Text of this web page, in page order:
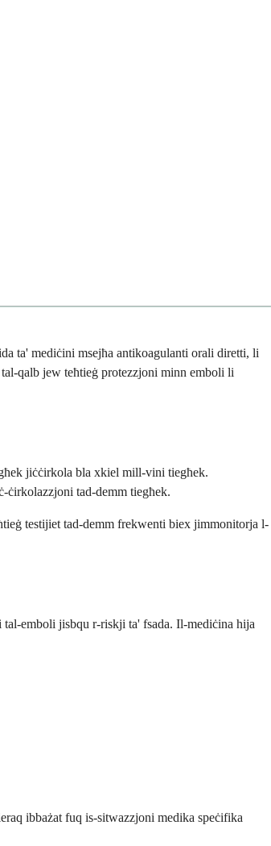
ta' mediċini msejħa antikoagulanti orali diretti, li
qalb jew teħtieġ protezzjoni minn emboli li
jiċċirkola bla xkiel mill-vini tiegħek.
ċirkolazzjoni tad-demm tiegħek.
testijiet tad-demm frekwenti biex jimmonitorja l-
emboli jisbqu r-riskji ta' fsada. Il-mediċina hija
ibbażat fuq is-sitwazzjoni medika speċifika